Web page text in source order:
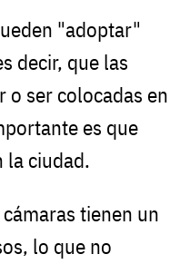
"adoptar"
decir, que las
o ser colocadas en
es que
la ciudad.
tienen un
lo que no